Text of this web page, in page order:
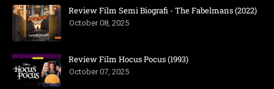
Review Film Semi Biografi - The Fabelmans (2022)
October 08, 2025
Review Film Hocus Pocus (1993)
October 07, 2025